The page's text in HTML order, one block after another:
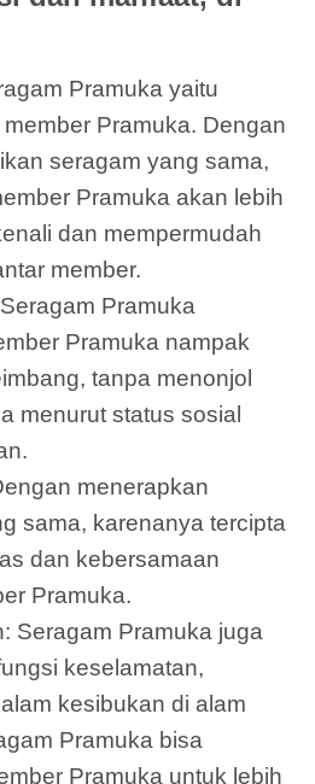
Pramuka yaitu
Pramuka. Dengan
seragam yang sama,
Pramuka akan lebih
dan mempermudah
member.
Pramuka
Pramuka nampak
tanpa menonjol
menurut status sosial
menerapkan
sama, karenanya tercipta
dan kebersamaan
Pramuka.
Seragam Pramuka juga
keselamatan,
kesibukan di alam
Pramuka bisa
Pramuka untuk lebih